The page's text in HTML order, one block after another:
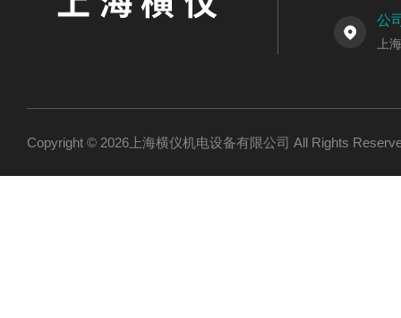
公
上
Copyright © 2026上海横仪机电设备有限公司 All Rights